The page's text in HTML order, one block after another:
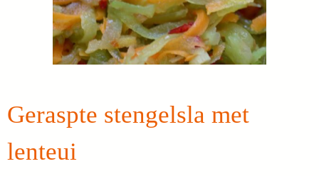
Geraspte stengelsla met
lenteui